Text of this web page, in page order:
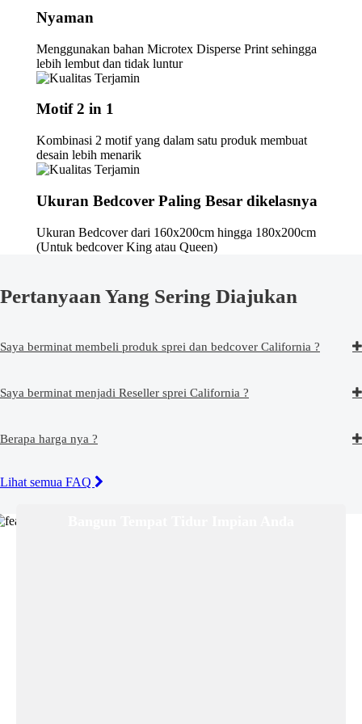
Nyaman
Menggunakan bahan Microtex Disperse Print sehingga
lebih lembut dan tidak luntur
Motif 2 in 1
Kombinasi 2 motif yang dalam satu produk membuat
desain lebih menarik
Ukuran Bedcover Paling Besar dikelasnya
Ukuran Bedcover dari 160x200cm hingga 180x200cm
(Untuk bedcover King atau Queen)
Pertanyaan Yang Sering Diajukan
Saya berminat membeli produk sprei dan bedcover California ?
Saya berminat menjadi Reseller sprei California ?
Berapa harga nya ?
Lihat semua FAQ